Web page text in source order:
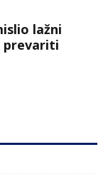
lažni
prevariti